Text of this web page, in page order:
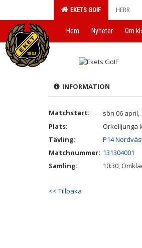
EKETS GOIF HERR
Hem Nyheter Om
INFORMATION
Matchstart:
sön 06 april,
Plats:
Örkelljunga
Tävling:
P14
Matchnummer: 131304001
Samling:
10:30,
<< Tillbaka